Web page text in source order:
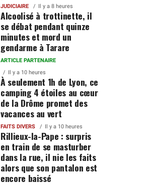
JUDICIAIRE Il y a 8 heures
Alcoolisé à trottinette, il
se débat pendant quinze
minutes et mord un
gendarme à Tarare
ARTICLE PARTENAIRE
Il y a 10 heures
À seulement 1h de Lyon, ce
camping 4 étoiles au cœur
de la Drôme promet des
vacances au vert
FAITS DIVERS Il y a 10 heures
Rillieux-la-Pape : surpris
en train de se masturber
dans la rue, il nie les faits
alors que son pantalon est
encore baissé